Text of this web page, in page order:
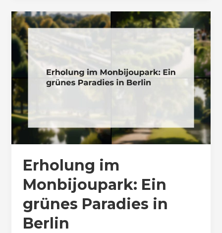
Erholung im
Monbijoupark: Ein
grünes Paradies in
Berlin